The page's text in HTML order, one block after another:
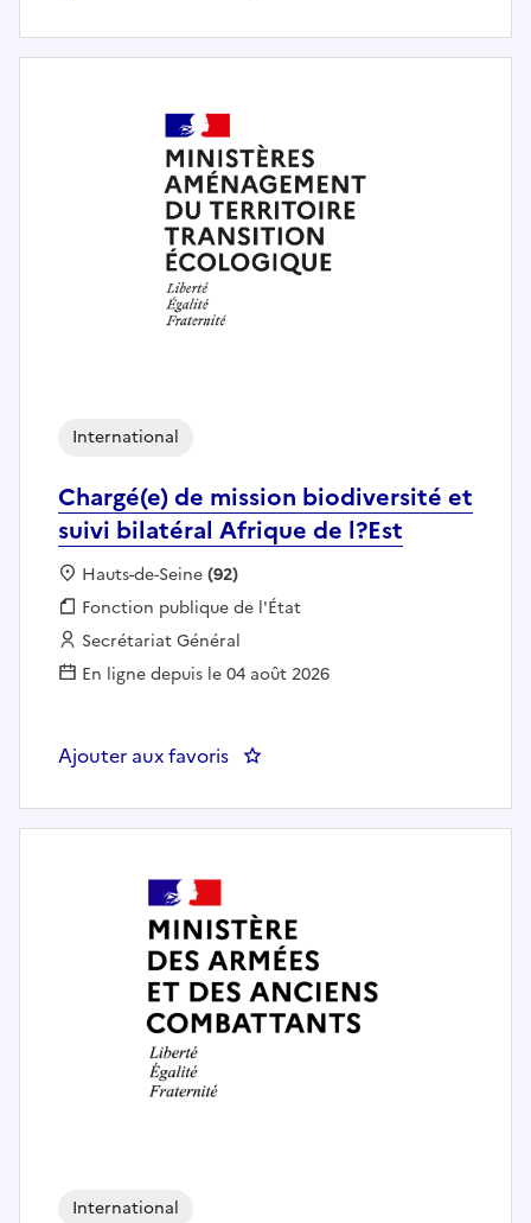
Chargé(e) de mission biodiversité et
suivi bilatéral Afrique de l?Est
International
Localisation :
Hauts-de-Seine(92)
Fonction publique :
Fonction publique de l'État
Employeur :
Secrétariat Général
En ligne depuis le 04 août 2026
Ajouter aux favoris : Chargé(e) de mission
International